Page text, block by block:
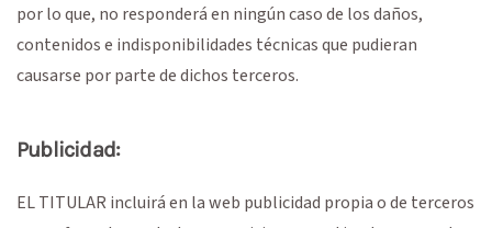
por lo que, no responderá en ningún caso de los daños,
contenidos e indisponibilidades técnicas que pudieran
causarse por parte de dichos terceros.
Publicidad:
EL TITULAR incluirá en la web publicidad propia o de terceros